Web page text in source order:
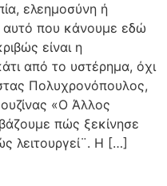
ελεημοσύνη ή
αυτό που κάνουμε εδώ
είναι η
από το υστέρημα, όχι
Πολυχρονόπουλος,
«Ο Άλλος
πώς ξεκίνησε
λειτουργεί¨. Η […]